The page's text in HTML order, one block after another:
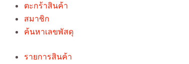
ตะกร้าสินค้า
สมาชิก
ค้นหาเลขพัสดุ
รายการสินค้า